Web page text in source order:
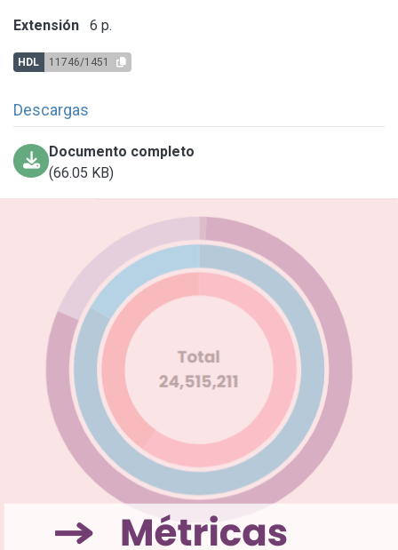
Extensión 6 p.
HDL 11746/1451
Descargas
Documento completo
(66.05 KB)